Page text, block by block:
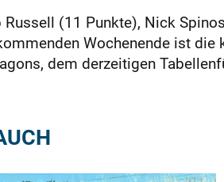
(11 Punkte), Nick
Wochenende ist
dem derzeitigen